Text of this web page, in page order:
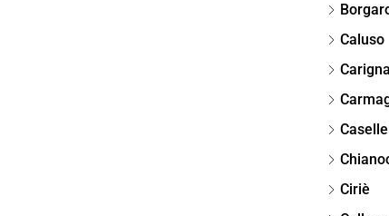
Caluso
Ciriè